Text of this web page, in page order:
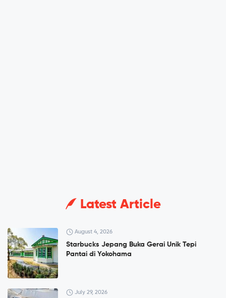
Latest Article
August 4, 2026
Starbucks Jepang Buka Gerai Unik Tepi
Pantai di Yokohama
July 29, 2026